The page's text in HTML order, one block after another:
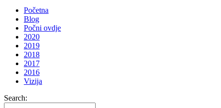
Početna
Blog
Počni ovdje
2020
2019
2018
2017
2016
Vizija
Search: